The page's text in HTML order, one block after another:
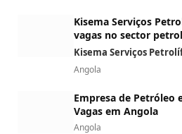
Kisema Serviços
vagas no sector
Kisema Serviços
Angola
Empresa de Petróleo
Vagas em Angola
Angola